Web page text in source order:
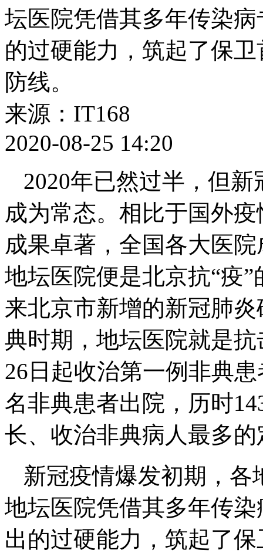
坛医院凭借其多年传染
的过硬能力，筑起了保
防线。
来源：IT168
2020-08-25 14:20
2020年已然过半，但
成为常态。相比于国外
成果卓著，全国各大医
地坛医院便是北京抗“疫
来北京市新增的新冠肺
典时期，地坛医院就是
26日起收治第一例非典
名非典患者出院，历时
长、收治非典病人最多
新冠疫情爆发初期，
地坛医院凭借其多年传
出的过硬能力，筑起了